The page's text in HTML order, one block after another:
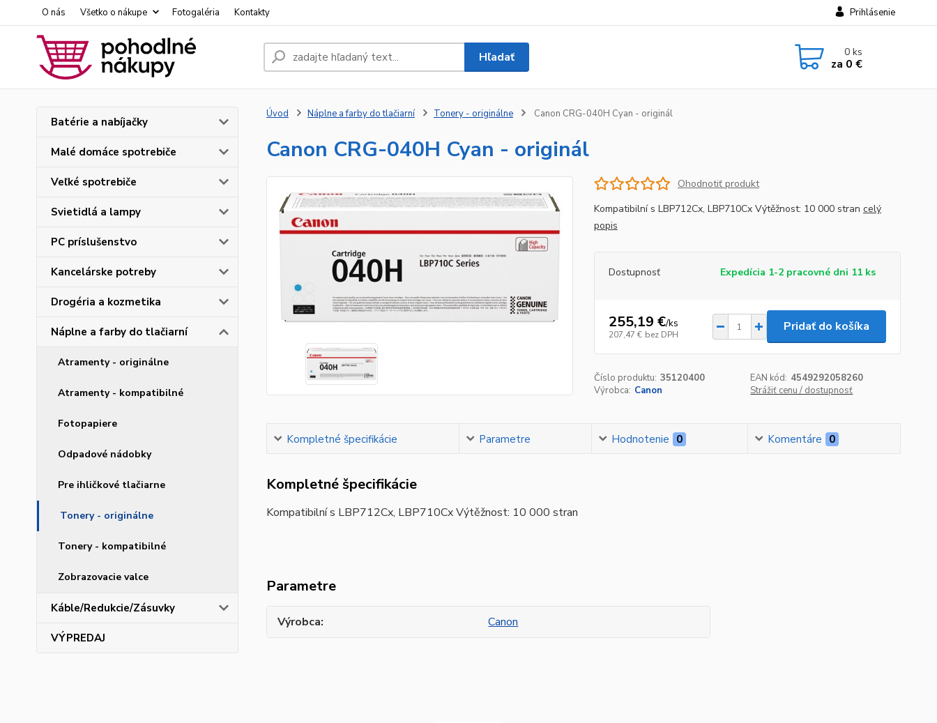
O nás Všetko o nákupe Fotogaléria Kontakty Prihlásenie
Hľadať 0ks
za 0 €
Batérie a nabíjačky
Malé domáce spotrebiče
Veľké spotrebiče
Svietidlá a lampy
PC príslušenstvo
Kancelárske potreby
Drogéria a kozmetika
Náplne a farby do tlačiarní
Atramenty - originálne
Atramenty - kompatibilné
Fotopapiere
Odpadové nádobky
Pre ihličkové tlačiarne
Tonery - originálne
Tonery - kompatibilné
Zobrazovacie valce
Káble/Redukcie/Zásuvky
VÝPREDAJ
Úvod Náplne a farby do tlačiarní Tonery - originálne Canon CRG-040H Cyan - originál
Canon CRG-040H Cyan - originál
Ohodnotiť produkt
Kompatibilní s LBP712Cx, LBP710Cx Výtěžnost: 10 000 stran celý
popis
Dostupnosť Expedícia 1-2 pracovné dni 11 ks
255,19 €/ks
207,47 € bez DPH
Pridať do košíka
Číslo produktu: 35120400 EAN kód: 4549292058260
Výrobca: Canon Strážiť cenu / dostupnosť
Kompletné špecifikácie Parametre Hodnotenie 0 Komentáre 0
Kompletné špecifikácie
Kompatibilní s LBP712Cx, LBP710Cx Výtěžnost: 10 000 stran
Parametre
Výrobca Canon